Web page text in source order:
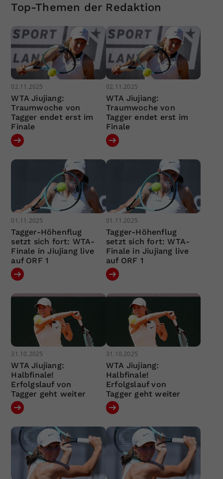
Top-Themen der Redaktion
02.11.2025
WTA Jiujiang:
Traumwoche von
Tagger endet erst im
Finale
02.11.2025
WTA Jiujiang:
Traumwoche von
Tagger endet erst im
Finale
01.11.2025
Tagger-Höhenflug
setzt sich fort: WTA-
Finale in Jiujiang live
auf ORF 1
01.11.2025
Tagger-Höhenflug
setzt sich fort: WTA-
Finale in Jiujiang live
auf ORF 1
31.10.2025
WTA Jiujiang:
Halbfinale!
Erfolgslauf von
Tagger geht weiter
31.10.2025
WTA Jiujiang:
Halbfinale!
Erfolgslauf von
Tagger geht weiter